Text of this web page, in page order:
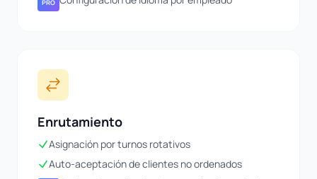
PRO
Enrutamiento
Asignación por turnos rotativos
Auto-aceptación de clientes no ordenados